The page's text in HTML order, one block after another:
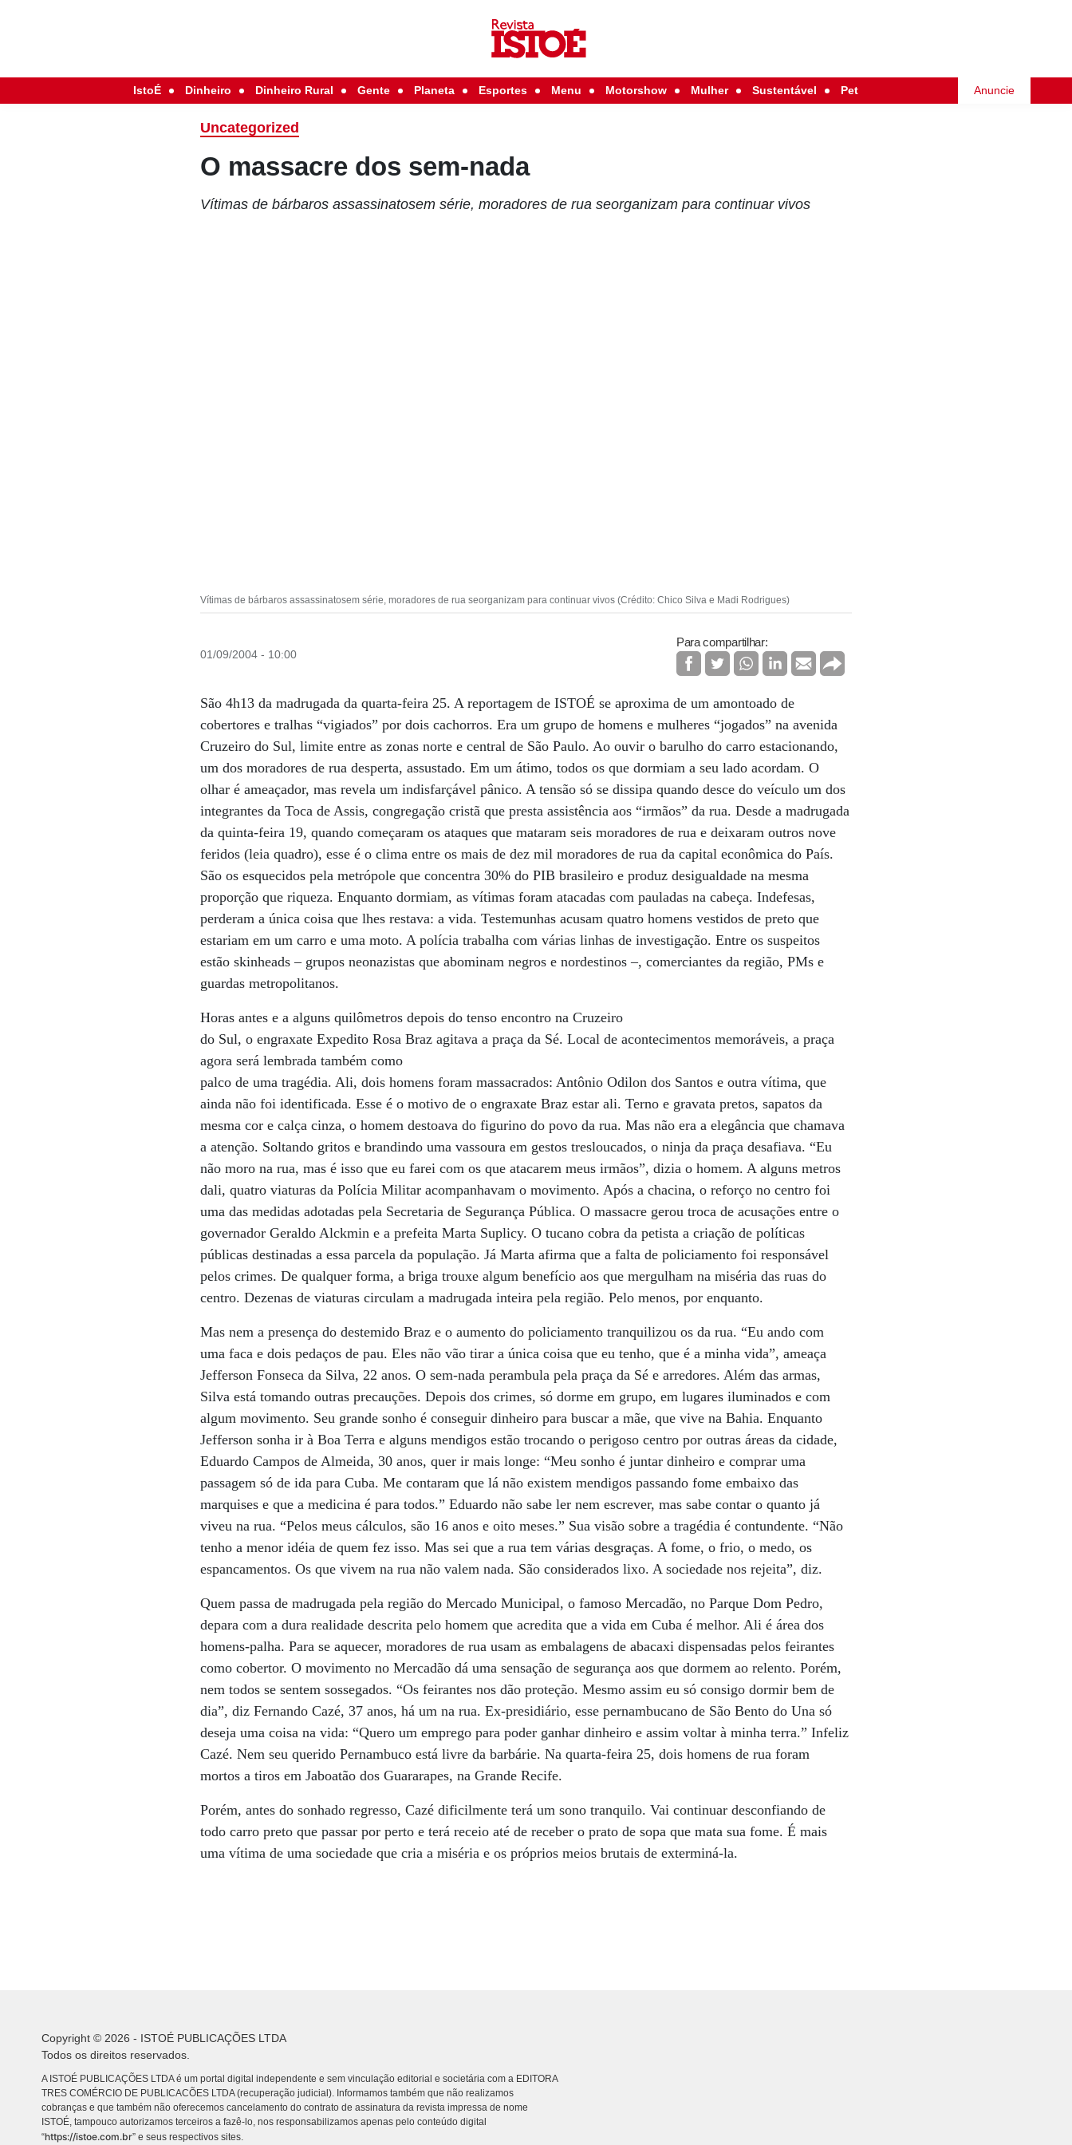
IstoÉ Dinheiro Dinheiro Rural Gente Planeta Esportes Menu Motorshow Mulher Sustentável Pet Anuncie
Uncategorized
O massacre dos sem-nada
Vítimas de bárbaros assassinatosem série, moradores de rua seorganizam para continuar vivos
Vítimas de bárbaros assassinatosem série, moradores de rua seorganizam para continuar vivos (Crédito: Chico Silva e Madi Rodrigues)
01/09/2004 - 10:00
Para compartilhar:
São 4h13 da madrugada da quarta-feira 25. A reportagem de ISTOÉ se aproxima de um amontoado de
cobertores e tralhas “vigiados” por dois cachorros. Era um grupo de homens e mulheres “jogados” na avenida
Cruzeiro do Sul, limite entre as zonas norte e central de São Paulo. Ao ouvir o barulho do carro estacionando,
um dos moradores de rua desperta, assustado. Em um átimo, todos os que dormiam a seu lado acordam. O
olhar é ameaçador, mas revela um indisfarçável pânico. A tensão só se dissipa quando desce do veículo um dos
integrantes da Toca de Assis, congregação cristã que presta assistência aos “irmãos” da rua. Desde a madrugada
da quinta-feira 19, quando começaram os ataques que mataram seis moradores de rua e deixaram outros nove
feridos (leia quadro), esse é o clima entre os mais de dez mil moradores de rua da capital econômica do País.
São os esquecidos pela metrópole que concentra 30% do PIB brasileiro e produz desigualdade na mesma
proporção que riqueza. Enquanto dormiam, as vítimas foram atacadas com pauladas na cabeça. Indefesas,
perderam a única coisa que lhes restava: a vida. Testemunhas acusam quatro homens vestidos de preto que
estariam em um carro e uma moto. A polícia trabalha com várias linhas de investigação. Entre os suspeitos
estão skinheads – grupos neonazistas que abominam negros e nordestinos –, comerciantes da região, PMs e
guardas metropolitanos.
Horas antes e a alguns quilômetros depois do tenso encontro na Cruzeiro
do Sul, o engraxate Expedito Rosa Braz agitava a praça da Sé. Local de acontecimentos memoráveis, a praça
agora será lembrada também como
palco de uma tragédia. Ali, dois homens foram massacrados: Antônio Odilon dos Santos e outra vítima, que
ainda não foi identificada. Esse é o motivo de o engraxate Braz estar ali. Terno e gravata pretos, sapatos da
mesma cor e calça cinza, o homem destoava do figurino do povo da rua. Mas não era a elegância que chamava
a atenção. Soltando gritos e brandindo uma vassoura em gestos tresloucados, o ninja da praça desafiava. “Eu
não moro na rua, mas é isso que eu farei com os que atacarem meus irmãos”, dizia o homem. A alguns metros
dali, quatro viaturas da Polícia Militar acompanhavam o movimento. Após a chacina, o reforço no centro foi
uma das medidas adotadas pela Secretaria de Segurança Pública. O massacre gerou troca de acusações entre o
governador Geraldo Alckmin e a prefeita Marta Suplicy. O tucano cobra da petista a criação de políticas
públicas destinadas a essa parcela da população. Já Marta afirma que a falta de policiamento foi responsável
pelos crimes. De qualquer forma, a briga trouxe algum benefício aos que mergulham na miséria das ruas do
centro. Dezenas de viaturas circulam a madrugada inteira pela região. Pelo menos, por enquanto.
Mas nem a presença do destemido Braz e o aumento do policiamento tranquilizou os da rua. “Eu ando com
uma faca e dois pedaços de pau. Eles não vão tirar a única coisa que eu tenho, que é a minha vida”, ameaça
Jefferson Fonseca da Silva, 22 anos. O sem-nada perambula pela praça da Sé e arredores. Além das armas,
Silva está tomando outras precauções. Depois dos crimes, só dorme em grupo, em lugares iluminados e com
algum movimento. Seu grande sonho é conseguir dinheiro para buscar a mãe, que vive na Bahia. Enquanto
Jefferson sonha ir à Boa Terra e alguns mendigos estão trocando o perigoso centro por outras áreas da cidade,
Eduardo Campos de Almeida, 30 anos, quer ir mais longe: “Meu sonho é juntar dinheiro e comprar uma
passagem só de ida para Cuba. Me contaram que lá não existem mendigos passando fome embaixo das
marquises e que a medicina é para todos.” Eduardo não sabe ler nem escrever, mas sabe contar o quanto já
viveu na rua. “Pelos meus cálculos, são 16 anos e oito meses.” Sua visão sobre a tragédia é contundente. “Não
tenho a menor idéia de quem fez isso. Mas sei que a rua tem várias desgraças. A fome, o frio, o medo, os
espancamentos. Os que vivem na rua não valem nada. São considerados lixo. A sociedade nos rejeita”, diz.
Quem passa de madrugada pela região do Mercado Municipal, o famoso Mercadão, no Parque Dom Pedro,
depara com a dura realidade descrita pelo homem que acredita que a vida em Cuba é melhor. Ali é área dos
homens-palha. Para se aquecer, moradores de rua usam as embalagens de abacaxi dispensadas pelos feirantes
como cobertor. O movimento no Mercadão dá uma sensação de segurança aos que dormem ao relento. Porém,
nem todos se sentem sossegados. “Os feirantes nos dão proteção. Mesmo assim eu só consigo dormir bem de
dia”, diz Fernando Cazé, 37 anos, há um na rua. Ex-presidiário, esse pernambucano de São Bento do Una só
deseja uma coisa na vida: “Quero um emprego para poder ganhar dinheiro e assim voltar à minha terra.” Infeliz
Cazé. Nem seu querido Pernambuco está livre da barbárie. Na quarta-feira 25, dois homens de rua foram
mortos a tiros em Jaboatão dos Guararapes, na Grande Recife.
Porém, antes do sonhado regresso, Cazé dificilmente terá um sono tranquilo. Vai continuar desconfiando de
todo carro preto que passar por perto e terá receio até de receber o prato de sopa que mata sua fome. É mais
uma vítima de uma sociedade que cria a miséria e os próprios meios brutais de exterminá-la.
Copyright © 2026 - ISTOÉ PUBLICAÇÕES LTDA
Todos os direitos reservados.
A ISTOÉ PUBLICAÇÕES LTDA é um portal digital independente e sem vinculação editorial e societária com a EDITORA
TRES COMÉRCIO DE PUBLICACÕES LTDA (recuperação judicial). Informamos também que não realizamos
cobranças e que também não oferecemos cancelamento do contrato de assinatura da revista impressa de nome
ISTOÉ, tampouco autorizamos terceiros a fazê-lo, nos responsabilizamos apenas pelo conteúdo digital
“https://istoe.com.br” e seus respectivos sites.